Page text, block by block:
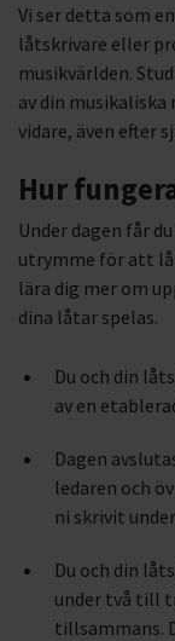
Vi ser detta som
låtskrivare eller
musikvärlden.
av din
vidare, även efter
Hur
Under dagen får
utrymme för att
lära dig mer om
dina låtar spelas.
Du och din
av en
Dagen
ledaren och
ni skrivit
Du och din
under två till
tillsammans.